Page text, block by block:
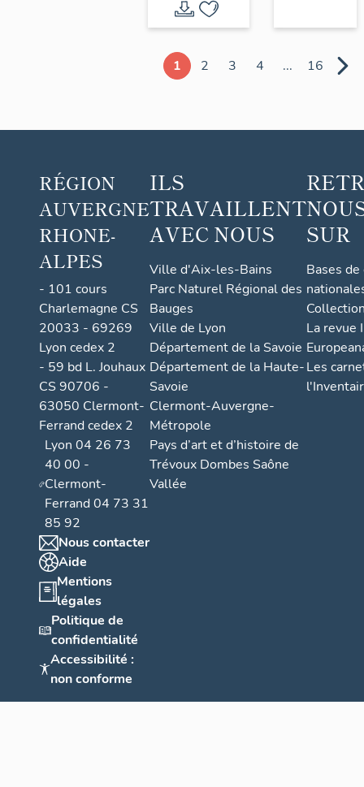
de 15
chasubles,
17
dalmatiques
accessoires
violet n°2
1 2 3 4 ... 16
RÉGION
AUVERGNE
RHONE-
ALPES
- 101 cours
Charlemagne CS
20033 - 69269
Lyon cedex 2
- 59 bd L. Jouhaux
CS 90706 -
63050 Clermont-
Ferrand cedex 2
Lyon 04 26 73
40 00 -
Clermont-
Ferrand 04 73 31
85 92
Nous contacter
Aide
Mentions
légales
Politique de
confidentialité
Accessibilité :
non conforme
ILS
TRAVAILLENT
AVEC NOUS
Ville d'Aix-les-Bains
Parc Naturel Régional des
Bauges
Ville de Lyon
Département de la Savoie
Département de la Haute-
Savoie
Clermont-Auvergne-
Métropole
Pays d’art et d’histoire de
Trévoux Dombes Saône
Vallée
SUR
Bases
La revue
Les